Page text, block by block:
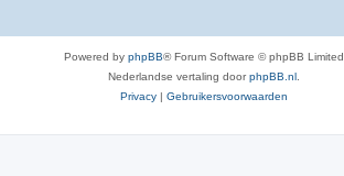
Powered by phpBB® Forum Software © phpBB Limited
Nederlandse vertaling doorphpBB.nl
Privacy | Gebruikersvoorwaarden